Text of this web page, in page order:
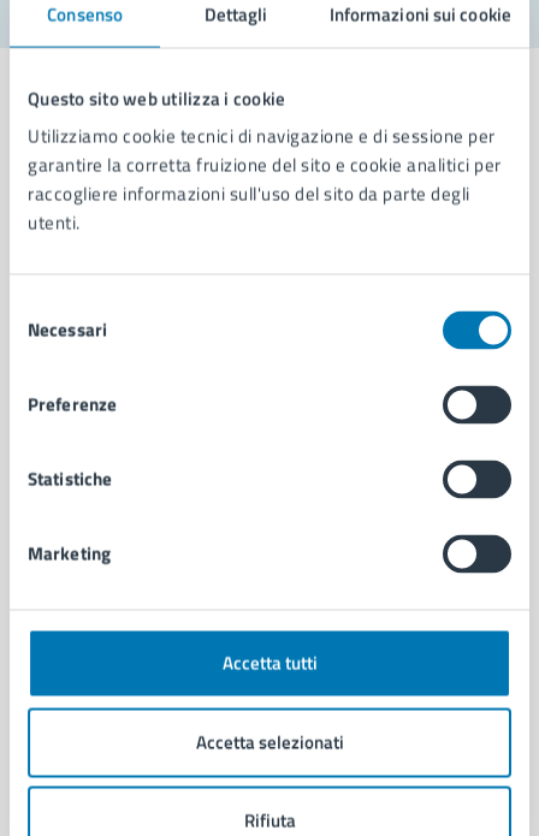
Consenso Dettagli Informazioni sui cookie
Questo sito web utilizza i cookie
Utilizziamo cookie tecnici di navigazione e di sessione per
garantire la corretta fruizione del sito e cookie analitici per
raccogliere informazioni sull'uso del sito da parte degli
utenti.
delNecessari
Preferenze
Statistiche
Marketing
Accetta tutti
Accetta selezionati
Rifiuta
Comune di Napoli
Organi di governo
Enti e fondazioni
Documenti e dati
Ambiente
Autorizzazioni
Documenti e certificati
Educazione e formazione
Giustizia e sicurezza pubblica